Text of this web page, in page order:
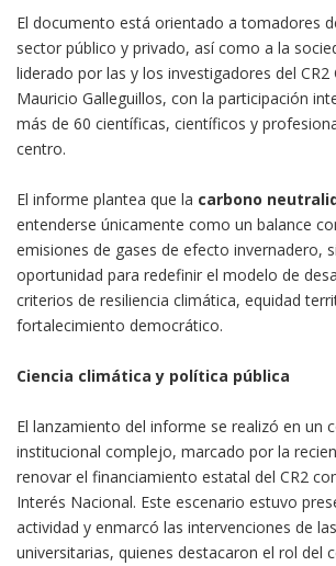
El documento está orientado a tomadores
sector público y privado, así como a la
liderado por las y los investigadores del CR2
Mauricio Galleguillos, con la participación
más de 60 científicas, científicos y
centro.
El informe plantea que la carbono
entenderse únicamente como un balance
emisiones de gases de efecto invernadero,
oportunidad para redefinir el modelo de
criterios de resiliencia climática, equidad
fortalecimiento democrático.
Ciencia climática y política pública
El lanzamiento del informe se realizó en un
institucional complejo, marcado por la
renovar el financiamiento estatal del CR2
Interés Nacional. Este escenario estuvo
actividad y enmarcó las intervenciones de
universitarias, quienes destacaron el rol del